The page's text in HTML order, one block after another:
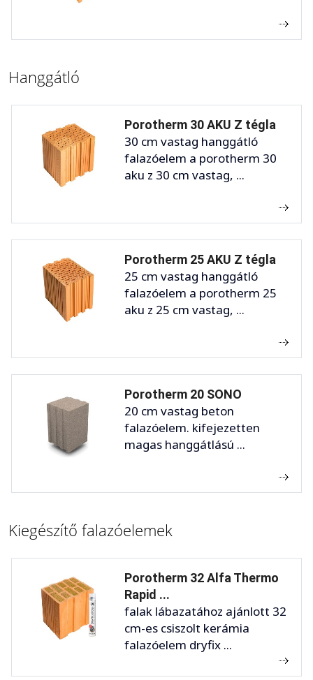
Hanggátló
Porotherm 30 AKU Z tégla
30 cm vastag hanggátló
falazóelem a porotherm 30
aku z 30 cm vastag, ...
Porotherm 25 AKU Z tégla
25 cm vastag hanggátló
falazóelem a porotherm 25
aku z 25 cm vastag, ...
Porotherm 20 SONO
20 cm vastag beton
falazóelem. kifejezetten
magas hanggátlású ...
Kiegészítő falazóelemek
Porotherm 32 Alfa Thermo
Rapid ...
falak lábazatához ajánlott 32
cm-es csiszolt kerámia
falazóelem dryfix ...